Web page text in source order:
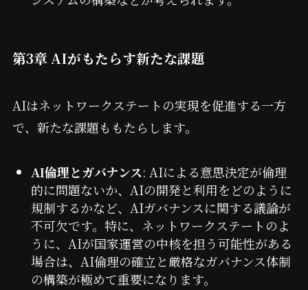
第3章 AIがもたらす新たな課題
AIはネットワークステートの実現を促進する一方
で、新たな課題ももたらします。
AI倫理とガバナンス: AIによる意思決定が倫理
的に問題ないか、AIの開発と利用をどのように
規制するかなど、AIガバナンスに関する議論が
不可欠です。特に、ネットワークステートのよ
うに、AIが国家運営の中核を担う可能性がある
場合は、AI倫理の確立と厳格なガバナンス体制
の構築が極めて重要になります。